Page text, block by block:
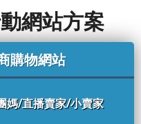
網站方案
購物網站
媽/直播賣家/小賣家